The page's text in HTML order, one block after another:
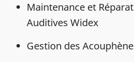
Maintenance et
Auditives Widex
Gestion des